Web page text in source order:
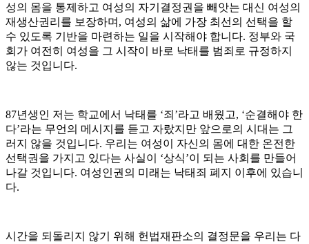
성의 몸을 통제하고 여성의 자기결정권을 빼앗는 대신 여성의
재생산권리를 보장하며 , 여성의 삶에 가장 최선의 선택을 할
수 있도록 기반을 마련하는 일을 시작해야 합니다. 정부와 국
회가 여전히 여성을 그 시작이 바로 낙태를 범죄로 규정하지
않는 것입니다.
87년생인 저는 학교에서 낙태를 ‘죄 ’라고 배웠고, ‘순결해야 한
다’라는 무언의 메시지를 듣고 자랐지만 앞으로의 시대는 그
러지 않을 것입니다. 우리는 여성이 자신의 몸에 대한 온전한
선택권을 가지고 있다는 사실이 ‘상식’이 되는 사회를 만들어
나갈 것입니다. 여성인권의 미래는 낙태죄 폐지 이후에 있습니
다.
시간을 되돌리지 않기 위해 헌법재판소의 결정문을 우리는 다